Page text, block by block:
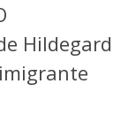
Hildegard